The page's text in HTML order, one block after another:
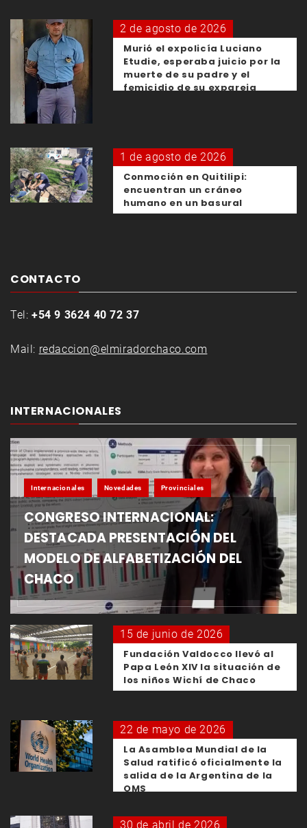
2 de agosto de 2026
Murió el expolicía Luciano
Etudie, esperaba juicio por la
muerte de su padre y el
femicidio de su expareja
1 de agosto de 2026
Conmoción en Quitilipi:
encuentran un cráneo
humano en un basural
CONTACTO
Tel: +54 9 3624 40 72 37
Mail: redaccion@elmiradorchaco.com
INTERNACIONALES
Internacionales Novedades Provinciales
CONGRESO INTERNACIONAL:
DESTACADA PRESENTACIÓN DEL
MODELO DE ALFABETIZACIÓN DEL
CHACO
15 de junio de 2026
Fundación Valdocco llevó al
Papa León XIV la situación de
los niños Wichí de Chaco
22 de mayo de 2026
La Asamblea Mundial de la
Salud ratificó oficialmente la
salida de la Argentina de la
OMS
30 de abril de 2026